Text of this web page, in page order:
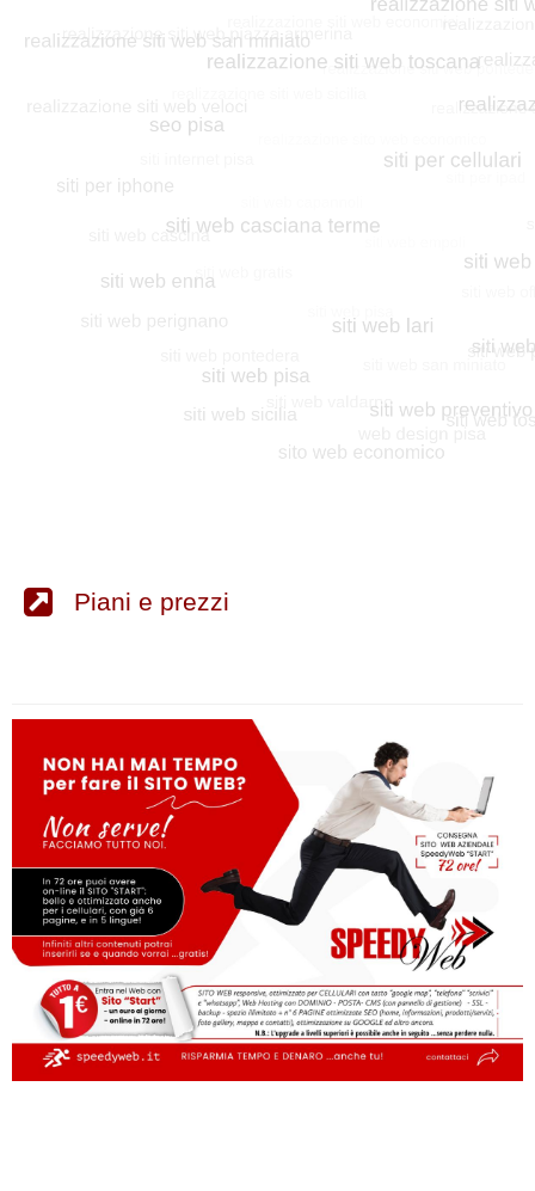
Piani e prezzi